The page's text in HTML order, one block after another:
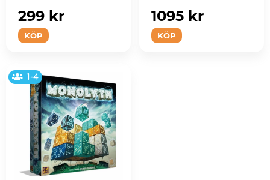
KÖP
299 kr
KÖP
1095 kr
1-4